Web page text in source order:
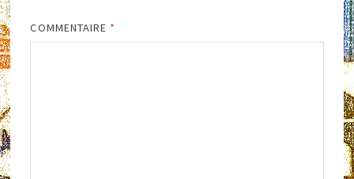
COMMENTAIRE *